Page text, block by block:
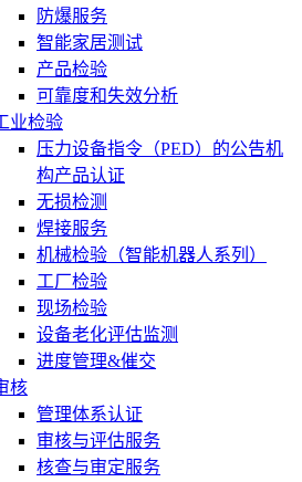
防爆服务
智能家居测试
产品检验
可靠度和失效分析
业检验
压力设备指令（PED）的公告机
构产品认证
无损检测
焊接服务
机械检验（智能机器人系列）
工厂检验
现场检验
设备老化评估监测
进度管理&催交
核
管理体系认证
审核与评估服务
核查与审定服务